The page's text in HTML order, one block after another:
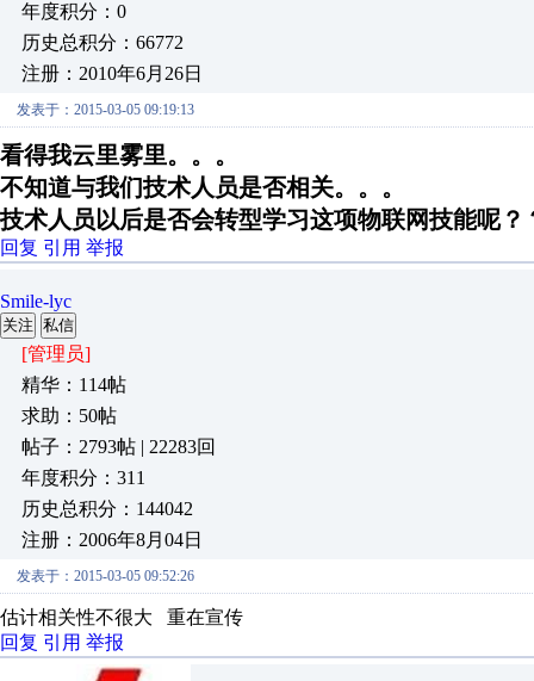
年度积分：0
历史总积分：66772
注册：2010年6月26日
发表于：2015-03-05 09:19:13
看得我云里雾里。。。
不知道与我们技术人员是否相关。。。
技术人员以后是否会转型学习这项物联网技能呢？
回复 引用 举报
Smile-lyc
关注 私信
[管理员]
精华：114帖
求助：50帖
帖子：2793帖 | 22283回
年度积分：311
历史总积分：144042
注册：2006年8月04日
发表于：2015-03-05 09:52:26
估计相关性不很大 重在宣传
回复 引用 举报